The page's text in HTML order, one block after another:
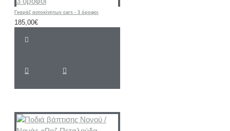
Γκαράζ αυτοκίνητων cars - 3 όροφοι
185,00€